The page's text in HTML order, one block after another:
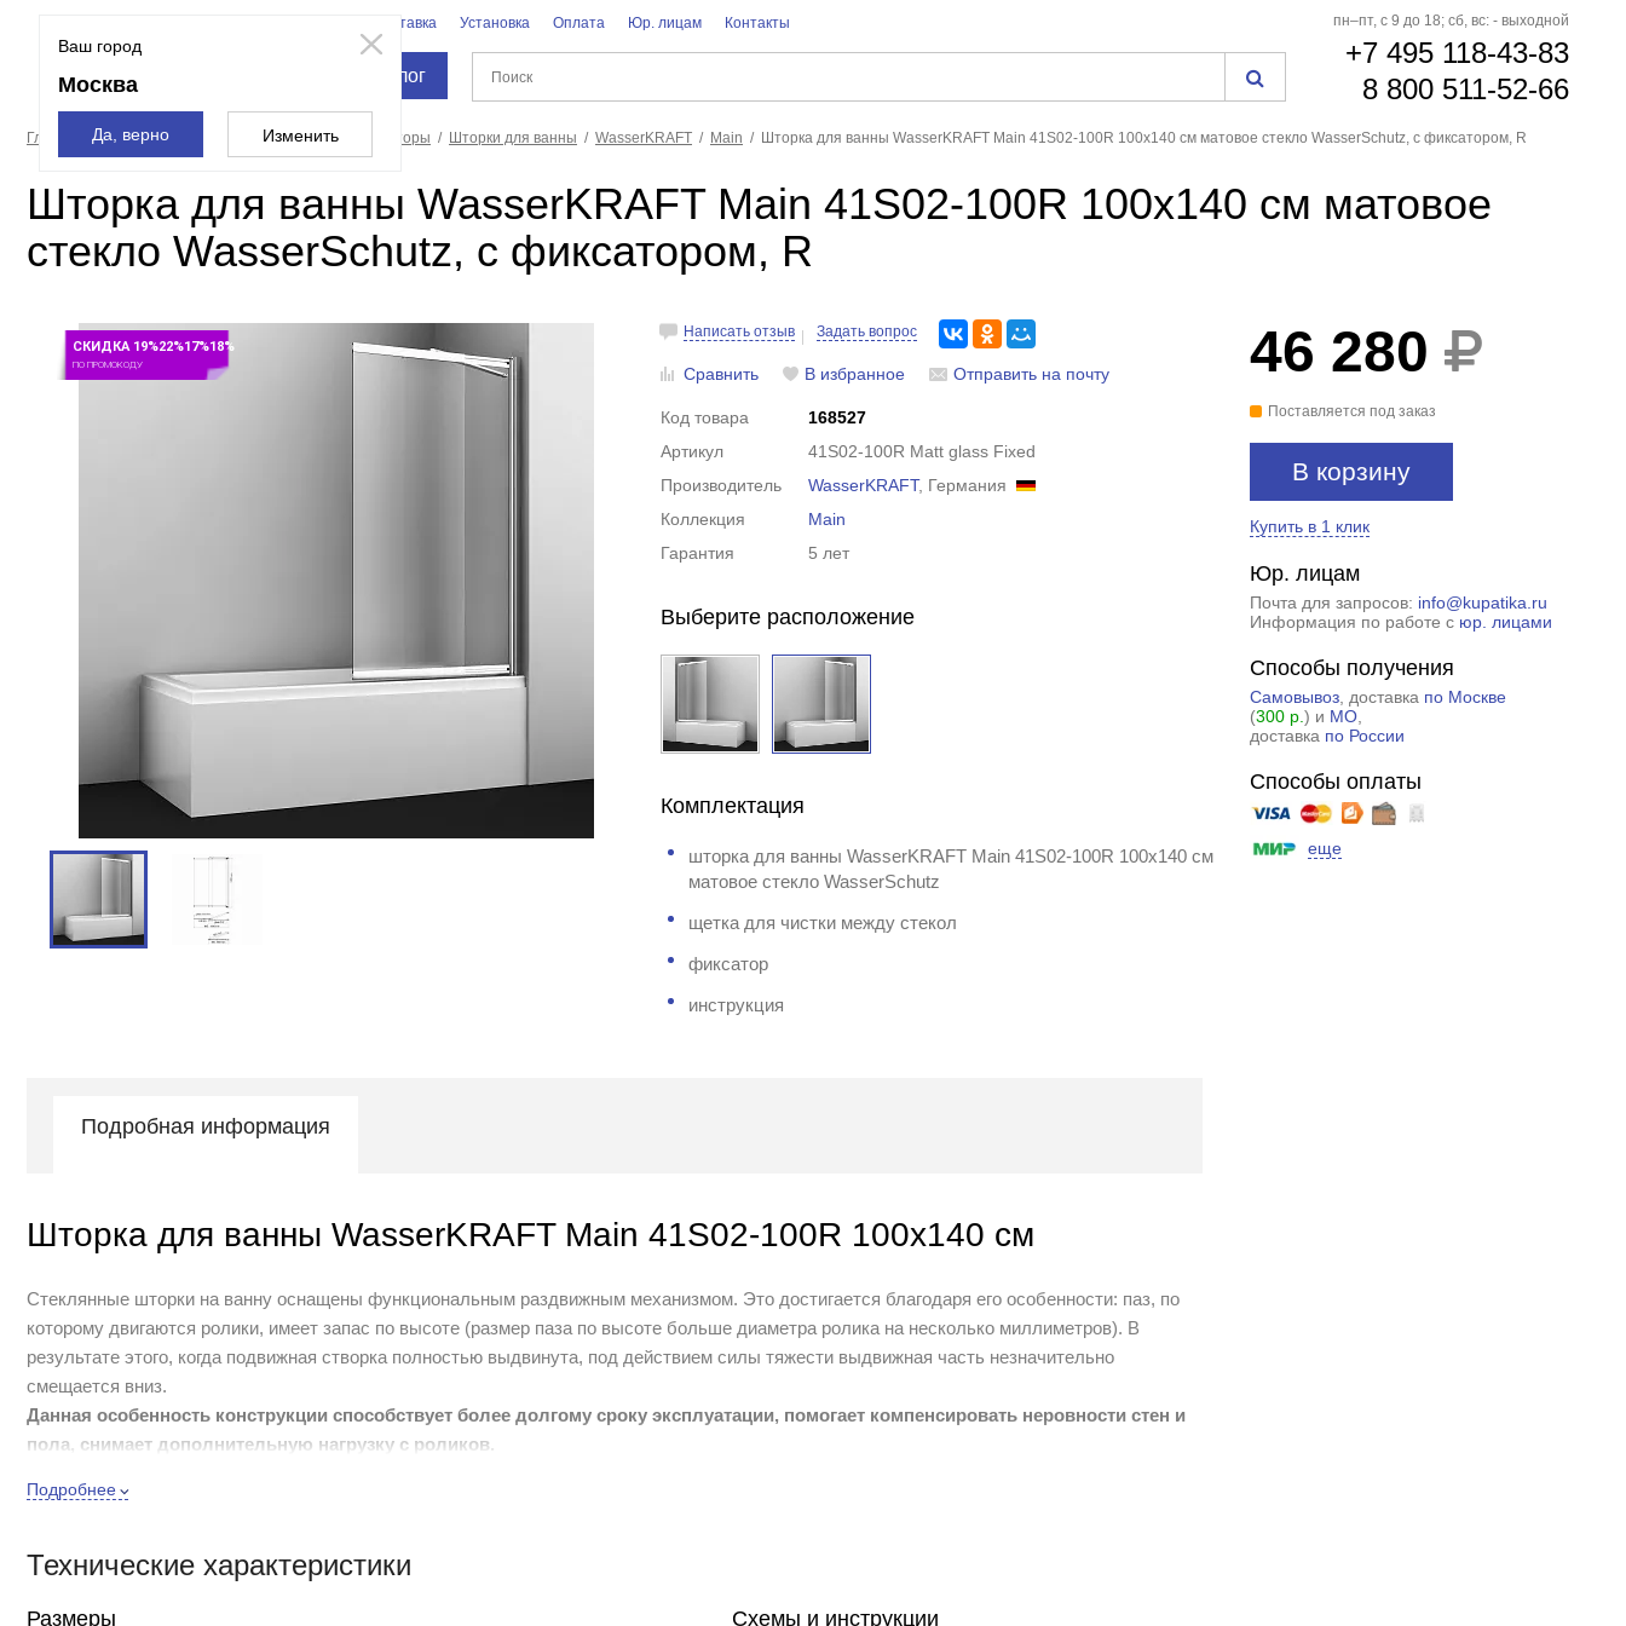
Ваш город
Москва
Да, верно Изменить
Доставка Установка Оплата Юр. лицам Контакты
Каталог
пн–пт, с 9 до 18; сб, вс: - выходной
+7 495 118-43-83
8 800 511-52-66
Главная страница Душевые кабины, углы, двери, шторы Шторки для ванны WasserKRAFT Main Шторка для ванны WasserKRAFT Main 41S02-100R 100x140 см матовое стекло WasserSchutz, с фиксатором, R
Шторка для ванны WasserKRAFT Main 41S02-100R 100x140 см матовое
стекло WasserSchutz, с фиксатором, R
СКИДКА 19%22%17%18%
ПО ПРОМОКОДУ
СКИДКА 19%22%17%18%
ПО ПРОМОКОДУ
Написать отзыв Задать вопрос
Сравнить В избранное Отправить на почту
Код товара
168527
Артикул
41S02-100R Matt glass Fixed
Производитель
WasserKRAFT, Германия
Коллекция
Main
Гарантия
5 лет
Выберите расположение
Комплектация
шторка для ванны WasserKRAFT Main 41S02-100R 100x140 см
матовое стекло WasserSchutz
щетка для чистки между стекол
фиксатор
инструкция
46 280
Поставляется под заказ
В корзину
Купить в 1 клик
Юр. лицам
Почта для запросов: info@kupatika.ru
Информация по работе с юр. лицами
Способы получения
Самовывоз, доставка по Москве
(300 р. ) и МО,
доставка по России
Способы оплаты
еще
Подробная информация
Шторка для ванны WasserKRAFT Main 41S02-100R 100x140 см
Стеклянные шторки на ванну оснащены функциональным раздвижным механизмом. Это достигается благодаря его особенности: паз, по
которому двигаются ролики, имеет запас по высоте (размер паза по высоте больше диаметра ролика на несколько миллиметров). В
результате этого, когда подвижная створка полностью выдвинута, под действием силы тяжести выдвижная часть незначительно
смещается вниз.
Данная особенность конструкции способствует более долгому сроку эксплуатации, помогает компенсировать неровности стен и
пола, снимает дополнительную нагрузку с роликов.
Для ухода на матовой стороной стекла не рекомендуем использовать средства для мытья стекол. Для очистки изделия можно
Закаленное матовое стекло 6 мм
Распашной механизм из сплава металлов с функцией подъема
Подробнее
Технические характеристики
Размеры Схемы и инструкции